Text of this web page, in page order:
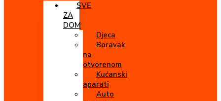
SVE
ZA
DOM
Djeca
Boravak
na
otvorenom
Kućanski
aparati
Auto